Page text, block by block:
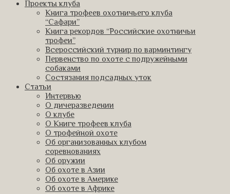
Проекты клуба
Книга трофеев охотничьего клуба
“Сафари”
Книга рекордов “Российские охотничьи
трофеи”
Всероссийский турнир по варминтингу
Первенство по охоте с подружейными
собаками
Состязания подсадных уток
Статьи
Интервью
О дичеразведении
О клубе
О Книге трофеев клуба
О трофейной охоте
Об организованных клубом
соревнованиях
Об оружии
Об охоте в Азии
Об охоте в Америке
Об охоте в Африке